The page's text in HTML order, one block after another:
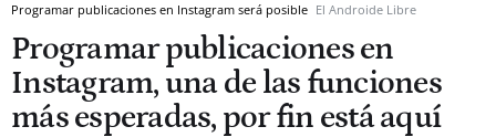
Programar publicaciones en Instagram será posible El Androide Libre
Programar publicaciones en
Instagram, una de las funciones
más esperadas, por fin está aquí